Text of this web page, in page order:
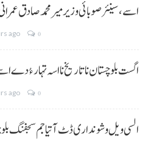
اسے،سینئر صوبائی وزیر میر محمد صادق
ago 0
8 اگست بلوچستان نا تاریخ نا اسہ تہار ءُ دے
ago 0
السی ویل و شونداری ڈٹ آتیا جم سجفنگ